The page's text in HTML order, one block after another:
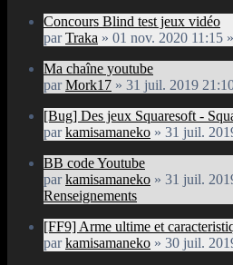
Concours Blind test jeux vidéo
parTraka » 01 nov. 2020 11:15
Ma chaîne youtube
parMork17 » 31 juil. 2019
[Bug] Des jeux Squaresoft -
parkamisamaneko » 31 juil.
BB code Youtube
parkamisamaneko » 31 juil.
Renseignements
[FF9] Arme ultime et
parkamisamaneko » 30 juil.